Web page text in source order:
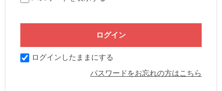
ログインしたままにする
パスワードをお忘れの方はこちら